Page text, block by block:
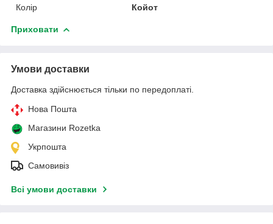
Колір
Койот
Приховати
Умови доставки
Доставка здійснюється тільки по передоплаті.
Нова Пошта
Магазини Rozetka
Укрпошта
Самовивіз
Всі умови доставки